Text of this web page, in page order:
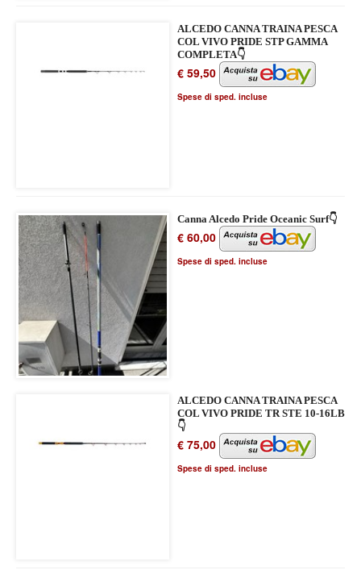
ALCEDO CANNA TRAINA PESCA
COL VIVO PRIDE STP GAMMA
COMPLETA👇
€ 59,50
Spese di sped. incluse
Canna Alcedo Pride Oceanic Surf👇
€ 60,00
Spese di sped. incluse
ALCEDO CANNA TRAINA PESCA
COL VIVO PRIDE TR STE 10-16LB
👇
€ 75,00
Spese di sped. incluse